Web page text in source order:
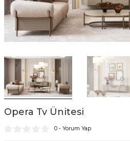
Opera Tv Ünitesi
0 - Yorum Yap